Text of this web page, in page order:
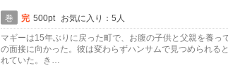
巻 完 500pt
お気に入り：5人
マギーは15年ぶりに戻った町で、お腹の子供と父親を養
の面接に向かった。彼は変わらずハンサムで見つめられる
れていた。き…